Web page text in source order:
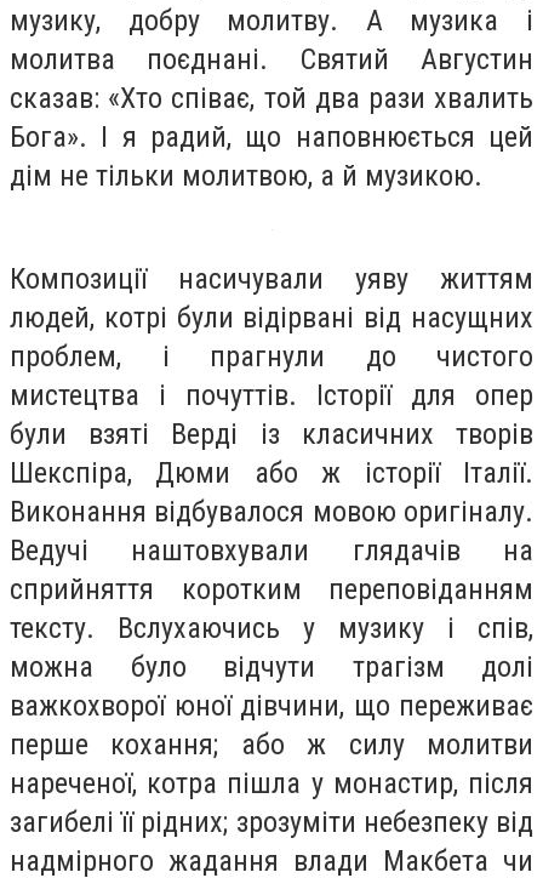
музику, добру молитву. А музика і
молитва поєднані. Святий Августин
сказав: «Хто співає, той два рази хвалить
Бога». І я радий, що наповнюється цей
дім не тільки молитвою, а й музикою.
Композиції насичували уяву життям
людей, котрі були відірвані від насущних
проблем, і прагнули до чистого
мистецтва і почуттів. Історії для опер
були взяті Верді із класичних творів
Шекспіра, Дюми або ж історії Італії.
Виконання відбувалося мовою оригіналу.
Ведучі наштовхували глядачів на
сприйняття коротким переповіданням
тексту. Вслухаючись у музику і спів,
можна було відчути трагізм долі
важкохворої юної дівчини, що переживає
перше кохання; або ж силу молитви
нареченої, котра пішла у монастир, після
загибелі її рідних; зрозуміти небезпеку від
надмірного жадання влади Макбета чи